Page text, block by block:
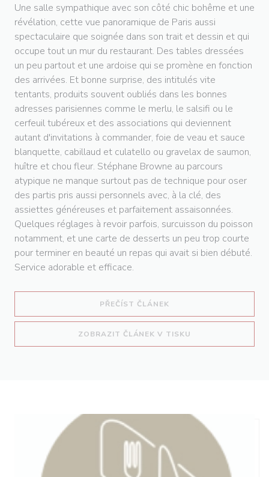
Une salle sympathique avec son côté chic bohême et une
révélation, cette vue panoramique de Paris aussi
spectaculaire que soignée dans son trait et dessin et qui
occupe tout un mur du restaurant. Des tables dressées
un peu partout et une ardoise qui se promène en fonction
des arrivées. Et bonne surprise, des intitulés vite
tentants, produits souvent oubliés dans les bonnes
adresses parisiennes comme le merlu, le salsifi ou le
cerfeuil tubéreux et des associations qui deviennent
autant d'invitations à commander, foie de veau et sauce
blanquette, cabillaud et culatello ou gravelax de saumon,
huître et chou fleur. Stéphane Browne au parcours
atypique ne manque surtout pas de technique pour oser
des partis pris aussi personnels avec, à la clé, des
assiettes généreuses et parfaitement assaisonnées.
Quelques réglages à revoir parfois, surcuisson du poisson
notamment, et une carte de desserts un peu trop courte
pour terminer en beauté un repas qui avait si bien débuté.
Service adorable et efficace.
PŘEČÍST ČLÁNEK((OTEVŘE SE V NOVÉM
ZOBRAZIT ČLÁNEK V TISKU